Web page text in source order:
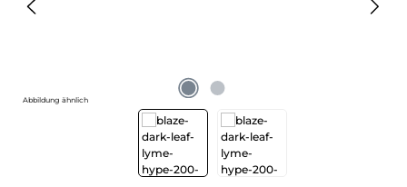
Abbildung ähnlich